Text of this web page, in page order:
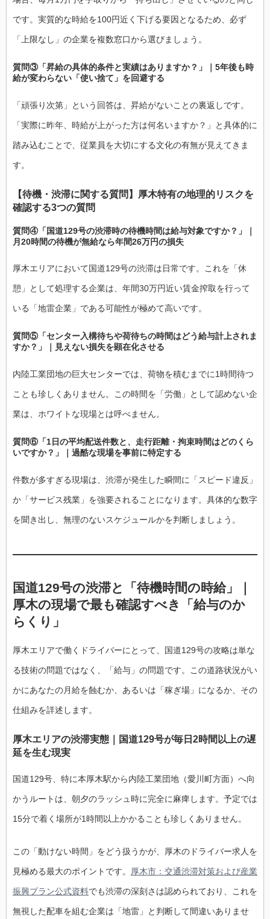
です。実質的な時給を100円近く下げる要因となるため、必ず
「上限なし」の企業を複数窓口から選びましょう。
質問③「昇給の具体的条件と実績はありますか？」｜5年後も時
給が変わらない「使い捨て」を回避する
「頑張り次第」という回答は、昇給がないことの裏返しです。
「実際に昨年、時給が上がった方は何名いますか？」と具体的に
踏み込むことで、従業員を大切にする文化の有無が見えてきま
す。
【待機・渋滞に関する質問】厚木特有の地理的リスクを
確認する3つの質問
質問④「国道129号の渋滞時の待機時間は給与対象ですか？」｜
月20時間の待機が無給なら年間26万円の損失
厚木エリアにおいて国道129号の渋滞は日常です。これを「休
憩」として処理する企業は、年間30万円近い賃金搾取を行って
いる「地雷企業」である可能性が極めて高いです。
質問⑤「センター入構待ちや荷待ちの時間はどう給与計上されま
すか？」｜見えない損失を顕在化させる
内陸工業団地の巨大センターでは、荷物を積むまでに1時間待つ
ことも珍しくありません。この時間を「労働」として認めない企
業は、ホワイトな現場とは呼べません。
質問⑥「1日の平均配送件数と、走行距離・拘束時間はどのくら
いですか？」｜過酷な現場を事前に特定する
件数が多すぎる現場は、渋滞が発生した瞬間に「スピード違反」
か「サービス残業」を強要されることになります。具体的な数字
を聞き出し、無理のないスケジュールかを判断しましょう。
国道129号の渋滞と「待機時間の時給」｜
厚木の現場で最も確認すべき「給与のか
らくり」
厚木エリアで働くドライバーにとって、国道129号の攻略は単な
る技術の問題ではなく、「給与」の問題です。この道路状況がい
かにあなたの月給を蝕むか、あるいは「稼ぎ場」になるか、その
仕組みを詳述します。
厚木エリアの渋滞実態｜国道129号が毎日2時間以上の遅
延を生む現実
国道129号、特に本厚木駅から内陸工業団地（愛川町方面）へ向
かうルートは、朝夕のラッシュ時に完全に麻痺します。予定では
15分で着く場所が1時間以上かかることも珍しくありません。
この「動けない時間」をどう扱うかが、厚木のドライバー求人を
見極める最大のポイントです。 厚木市：交通渋滞対策および産業
振興プラン公式資料でも渋滞の深刻さは認められており、これを
無視した配車を組む企業は「地雷」と判断して間違いありませ